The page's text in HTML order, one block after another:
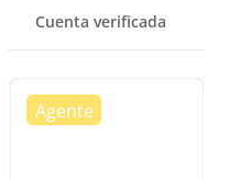
Cuenta verificada